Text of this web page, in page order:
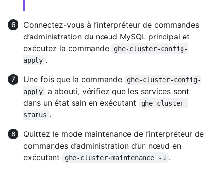
Connectez-vous à l’interpréteur de commandes
d’administration du nœud MySQL principal et
exécutez la commande
ghe-cluster-config-
apply .
Une fois que la commande
ghe-cluster-config-
apply
a abouti, vérifiez que les services sont
dans un état sain en exécutant
ghe-cluster-
status .
Quittez le mode maintenance de l’interpréteur de
commandes d’administration d’un nœud en
exécutant
ghe-cluster-maintenance -u .